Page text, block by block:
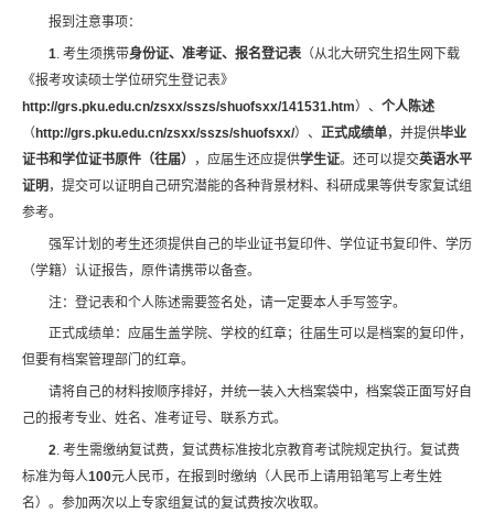
报到注意事项：
1. 考生须携带身份证、准考证、报名登记表 （从北大研究生招生网下载
《报考攻读硕士学位研究生登记表》
http://grs.pku.edu.cn/zsxx/sszs/shuofsxx/141531.htm）、 个人陈述
（http://grs.pku.edu.cn/zsxx/sszs/shuofsxx/）、 正式成绩单，并提供毕业
证书和学位证书原件（往届）
，应届生还应提供学生证。还可以提交英语水平
证明 ，提交可以证明自己研究潜能的各种背景材料、科研成果等供专家复试组
参考。
强军计划的考生还须提供自己的毕业证书复印件、学位证书复印件、学历
（学籍）认证报告，原件请携带以备查。
注：登记表和个人陈述需要签名处，请一定要本人手写签字。
正式成绩单：应届生盖学院、学校的红章；往届生可以是档案的复印件，
但要有档案管理部门的红章。
请将自己的材料按顺序排好，并统一装入大档案袋中，档案袋正面写好自
己的报考专业、姓名、准考证号、联系方式。
2. 考生需缴纳复试费，复试费标准按北京教育考试院规定执行。复试费
标准为每人100元人民币，在报到时缴纳（人民币上请用铅笔写上考生姓
名）。参加两次以上专家组复试的复试费按次收取。